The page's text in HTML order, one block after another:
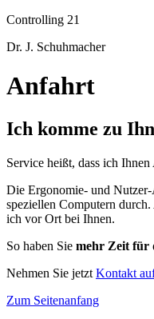
Controlling 21
Dr. J. Schuhmacher
Anfahrt
Ich komme zu
Service heißt, dass ich
Die Ergonomie- und
speziellen Computern
ich vor Ort bei Ihnen.
So haben Sie mehr Zeit für
Nehmen Sie jetzt Kontakt
Zum Seitenanfang